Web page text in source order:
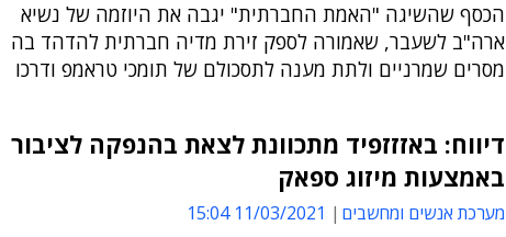
הכסף שהשיגה "האמת החברתית" יגבה את היוזמה של נשיא
ארה"ב לשעבר, שאמורה לספק זירת מדיה חברתית להדהד בה
מסרים שמרניים ולתת מענה לתסכולם של תומכי טראמפ ודרכו
דיווח: באזזזפיד מתכוונת לצאת בהנפקה לציבור
באמצעות מיזוג ספאק
מערכת אנשים ומחשבים 11/03/2021 15:04